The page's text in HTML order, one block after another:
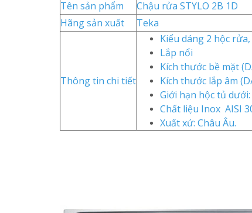
Tên sản phẩm
Chậu rửa STYLO 2B 1D
Hãng sản xuất
Teka
Thông tin chi tiết
Kiểu dáng 2 hộc
Lắp nổi
Kích thước bề mặt
Kích thước lắp âm
Giới hạn hộc tủ dưới:
Chất liệu Inox AISI
Xuất xứ: Châu Âu.